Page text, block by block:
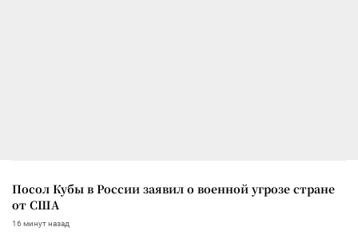
Посол Кубы в России заявил о военной угрозе стране
от США
16 минут назад